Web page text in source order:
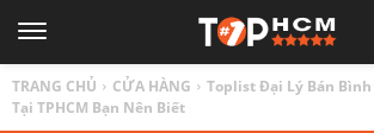
1
TRANG CHỦ CỬA HÀNG
Toplist Đại Lý Bán
Tại TPHCM Bạn Nên Biết